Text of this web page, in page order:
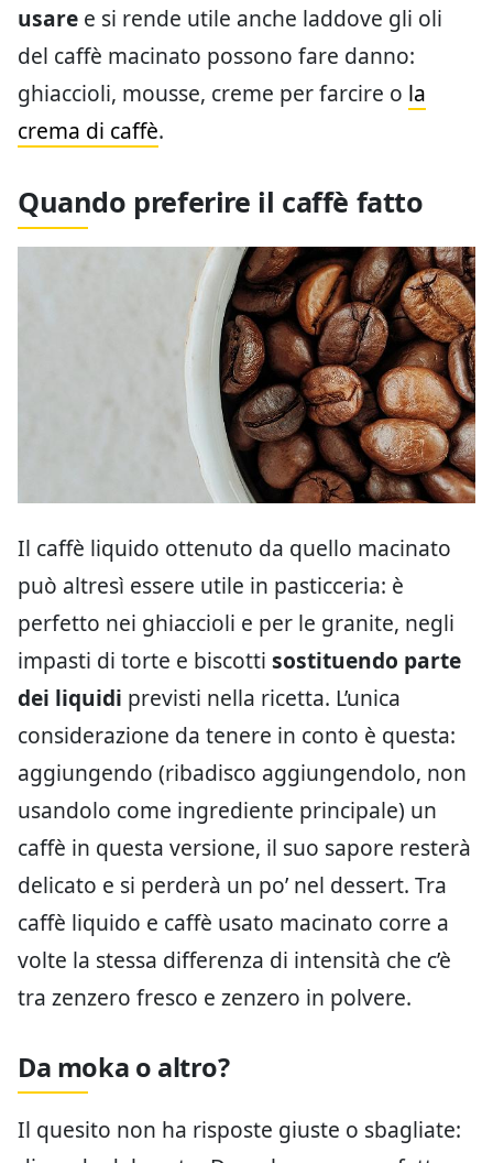
usare e si rende utile anche laddove gli oli
del caffè macinato possono fare danno:
ghiaccioli, mousse, creme per farcire o la
crema di caffè.
Quando preferire il caffè fatto
Il caffè liquido ottenuto da quello macinato
può altresì essere utile in pasticceria: è
perfetto nei ghiaccioli e per le granite, negli
impasti di torte e biscotti sostituendo parte
dei liquidi previsti nella ricetta. L’unica
considerazione da tenere in conto è questa:
aggiungendo (ribadisco aggiungendolo, non
usandolo come ingrediente principale) un
caffè in questa versione, il suo sapore resterà
delicato e si perderà un po’ nel dessert. Tra
caffè liquido e caffè usato macinato corre a
volte la stessa differenza di intensità che c’è
tra zenzero fresco e zenzero in polvere.
Da moka o altro?
Il quesito non ha risposte giuste o sbagliate: